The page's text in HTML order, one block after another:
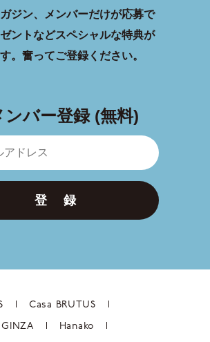
ジン、メンバーだけが応募で
ントなどスペシャルな特典が
。 奮ってご登録ください。
ンバー登録 (無料)
登 録
Casa BRUTUS
GINZA Hanako